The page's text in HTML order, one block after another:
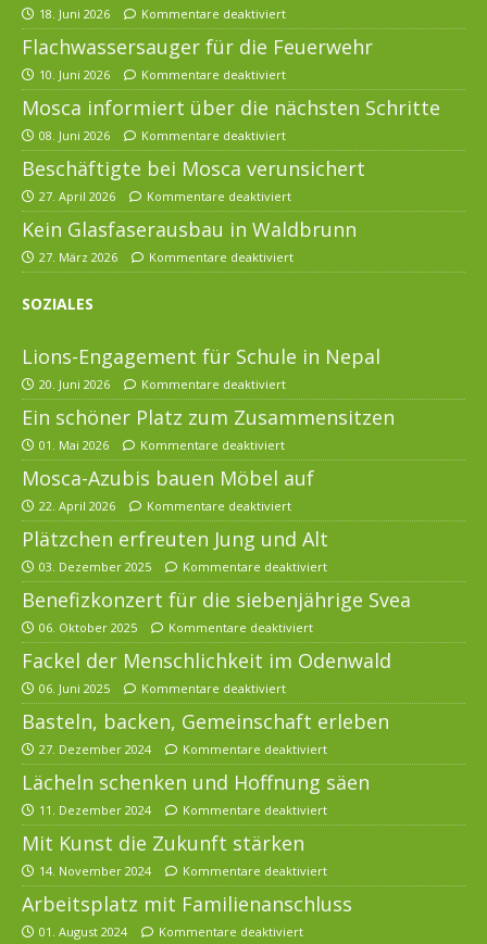
18. Juni 2026 Kommentare deaktiviert
Flachwassersauger für die Feuerwehr
10. Juni 2026 Kommentare deaktiviert
Mosca informiert über die nächsten Schritte
08. Juni 2026 Kommentare deaktiviert
Beschäftigte bei Mosca verunsichert
27. April 2026 Kommentare deaktiviert
Kein Glasfaserausbau in Waldbrunn
27. März 2026 Kommentare deaktiviert
SOZIALES
Lions-Engagement für Schule in Nepal
20. Juni 2026 Kommentare deaktiviert
Ein schöner Platz zum Zusammensitzen
01. Mai 2026 Kommentare deaktiviert
Mosca-Azubis bauen Möbel auf
22. April 2026 Kommentare deaktiviert
Plätzchen erfreuten Jung und Alt
03. Dezember 2025 Kommentare deaktiviert
Benefizkonzert für die siebenjährige Svea
06. Oktober 2025 Kommentare deaktiviert
Fackel der Menschlichkeit im Odenwald
06. Juni 2025 Kommentare deaktiviert
Basteln, backen, Gemeinschaft erleben
27. Dezember 2024 Kommentare deaktiviert
Lächeln schenken und Hoffnung säen
11. Dezember 2024 Kommentare deaktiviert
Mit Kunst die Zukunft stärken
14. November 2024 Kommentare deaktiviert
Arbeitsplatz mit Familienanschluss
01. August 2024 Kommentare deaktiviert